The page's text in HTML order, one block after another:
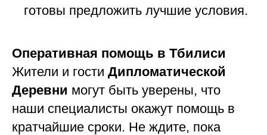
готовы предложить лучшие условия.
Оперативная помощь в Тбилиси
Жители и гости Дипломатической
Деревни могут быть уверены, что
наши специалисты окажут помощь в
кратчайшие сроки. Не ждите, пока